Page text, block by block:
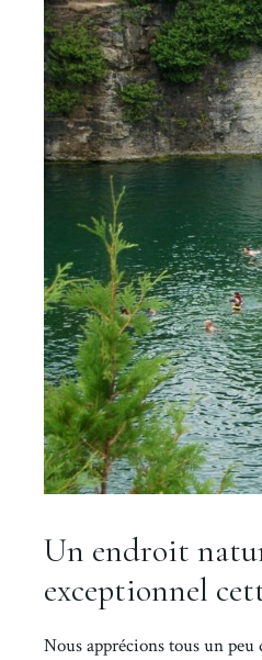
Un endroit
exceptionnel
Nous apprécions tous un